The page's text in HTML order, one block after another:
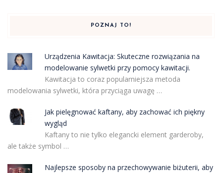
POZNAJ TO!
Urządzenia Kawitacja: Skuteczne rozwiązania na
modelowanie sylwetki przy pomocy kawitacji.
Kawitacja to coraz popularniejsza metoda
modelowania sylwetki, która przyciąga uwagę …
Jak pielęgnować kaftany, aby zachować ich piękny
wygląd
Kaftany to nie tylko elegancki element garderoby,
ale także symbol …
Najlepsze sposoby na przechowywanie biżuterii, aby